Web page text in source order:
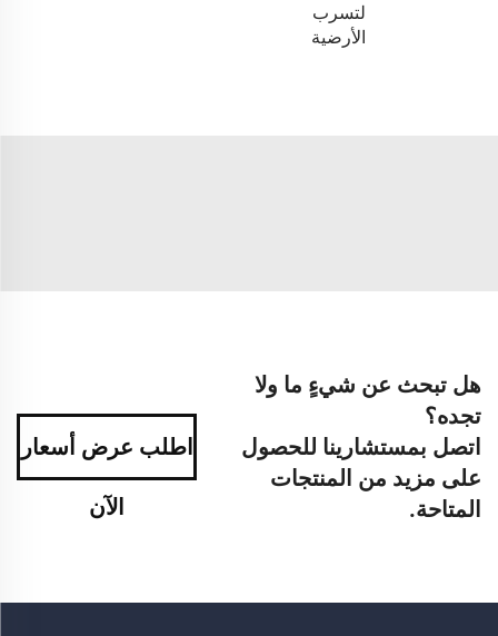
لتسرب
الأرضية
هل تبحث عن شيءٍ ما ولا
تجده؟
اتصل بمستشارينا للحصول
على مزيد من المنتجات
المتاحة.
اطلب عرض أسعار
الآن